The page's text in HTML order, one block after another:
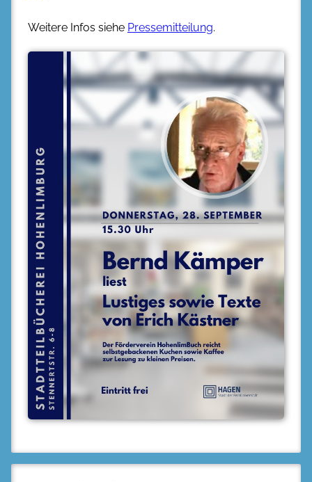
Weitere Infos siehe Pressemitteilung.